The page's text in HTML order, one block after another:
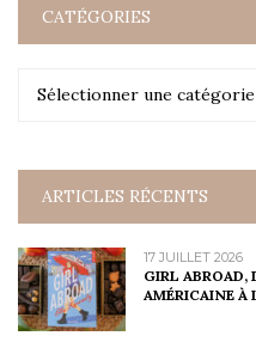
CATÉGORIES
Sélectionner une catégorie
Catégories
ARTICLES RÉCENTS
17 JUILLET 2026
GIRL ABROAD,
AMÉRICAINE À